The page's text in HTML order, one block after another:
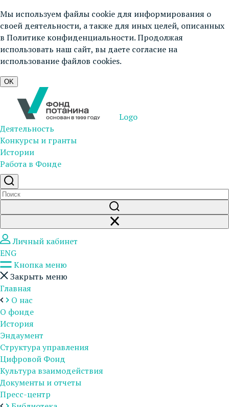
Мы используем файлы cookie для информирования о
своей деятельности, а также для иных целей, описанных
в Политике конфиденциальности. Продолжая
использовать наш сайт, вы даете согласие на
использование файлов cookies.
OK
Logo
Деятельность
Конкурсы и гранты
Истории
Работа в Фонде
Личный кабинет
ENG
Кнопка меню
Закрыть меню
Главная
О нас
О фонде
История
Эндаумент
Структура управления
Цифровой Фонд
Культура взаимодействия
Документы и отчеты
Пресс-центр